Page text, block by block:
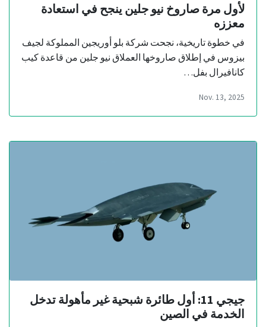
لأول مرة صاروخ نيو جلين ينجح في استعادة
معززه
في خطوة تاريخية، نجحت شركة بلو أوريجين المملوكة لجيف
بيزوس في إطلاق صاروخها العملاق نيو جلين من قاعدة كيب
كانافيرال بفل…
Nov. 13, 2025
جيجي 11: أول طائرة شبحية غير مأهولة تدخل
الخدمة في الصين